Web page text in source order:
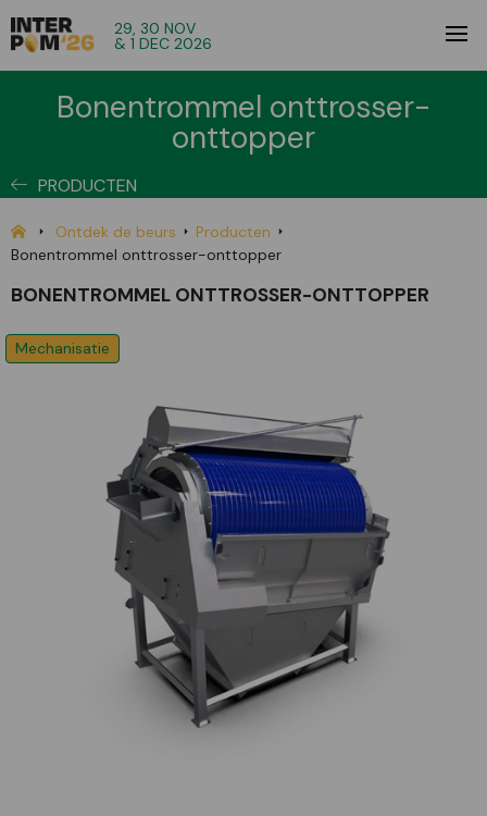
29, 30 NOV
& 1 DEC 2026
Bonentrommel onttrosser-
onttopper
PRODUCTEN
Ontdek de beurs
Producten
Bonentrommel onttrosser-onttopper
BONENTROMMEL ONTTROSSER-ONTTOPPER
Mechanisatie